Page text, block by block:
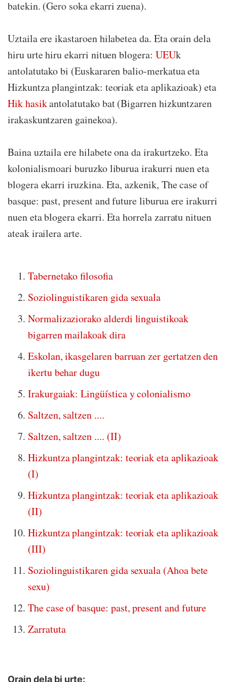
batekin. (Gero soka ekarri zuena).
Uztaila ere ikastaroen hilabetea da. Eta orain dela
hiru urte hiru ekarri nituen blogera: UEUk
antolatutako bi (Euskararen balio-merkatua eta
Hizkuntza plangintzak: teoriak eta aplikazioak) eta
Hik hasikantolatutako bat (Bigarren hizkuntzaren
irakaskuntzaren gainekoa).
Baina uztaila ere hilabete ona da irakurtzeko. Eta
kolonialismoari buruzko liburua irakurri nuen eta
blogera ekarri iruzkina. Eta, azkenik, The case of
basque: past, present and future liburua ere irakurri
nuen eta blogera ekarri. Eta horrela zarratu nituen
ateak irailera arte.
Tabernetako filosofia
Soziolinguistikaren gida sexuala
Normalizaziorako alderdi linguistikoak
bigarren mailakoak dira
Eskolan, ikasgelaren barruan zer gertatzen den
ikertu behar dugu
Irakurgaiak: Lingüística y colonialismo
Saltzen, saltzen ....
Saltzen, saltzen .... (II)
Hizkuntza plangintzak: teoriak eta aplikazioak
(I)
Hizkuntza plangintzak: teoriak eta aplikazioak
(II)
Hizkuntza plangintzak: teoriak eta aplikazioak
(III)
Soziolinguistikaren gida sexuala (Ahoa bete
sexu)
The case of basque: past, present and future
Zarratuta
Orain dela bi urte: